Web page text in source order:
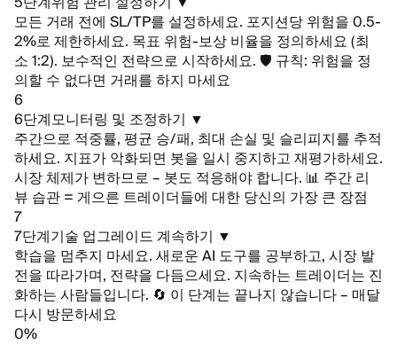
모든 거래 전에 SL/TP를 설정하세요. 포지션당 위험을 0.5-
2%로 제한하세요. 목표 위험-보상 비율을 정의하세요 (최
소 1:2). 보수적인 전략으로 시작하세요. 🛡️ 규칙: 위험을 정
의할 수 없다면 거래를 하지 마세요
6
6단계모니터링 및 조정하기 ▼
주간으로 적중률, 평균 승/패, 최대 손실 및 슬리피지를 추적
하세요. 지표가 악화되면 봇을 일시 중지하고 재평가하세요.
시장 체제가 변하므로 – 봇도 적응해야 합니다. 📊 주간 리
뷰 습관 = 게으른 트레이더들에 대한 당신의 가장 큰 장점
7
7단계기술 업그레이드 계속하기 ▼
학습을 멈추지 마세요. 새로운 AI 도구를 공부하고, 시장 발
전을 따라가며, 전략을 다듬으세요. 지속하는 트레이더는 진
화하는 사람들입니다. 🔄 이 단계는 끝나지 않습니다 – 매달
다시 방문하세요
0%